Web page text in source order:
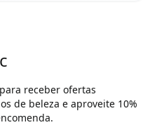
receber ofertas
de beleza e aproveite 10%